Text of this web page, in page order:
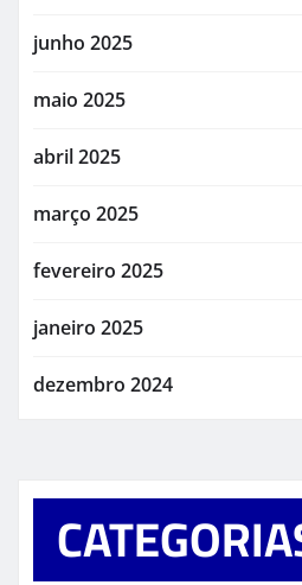
junho 2025
maio 2025
abril 2025
março 2025
fevereiro 2025
janeiro 2025
dezembro 2024